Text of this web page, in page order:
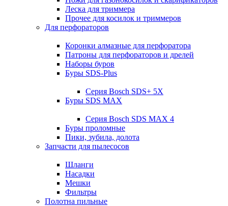
Леска для триммера
Прочее для косилок и триммеров
Для перфораторов
Коронки алмазные для перфоратора
Патроны для перфораторов и дрелей
Наборы буров
Буры SDS-Plus
Серия Bosch SDS+ 5X
Буры SDS MAX
Серия Bosch SDS MAX 4
Буры проломные
Пики, зубила, долота
Запчасти для пылесосов
Шланги
Насадки
Мешки
Фильтры
Полотна пильные